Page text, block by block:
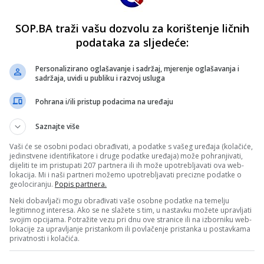
karijere
Amar Memić nalazi se pred potencijalno najvećim
u okviru 21. kola češkog prvenstva i upisali pobjedu
sa češkom Viktorijom Plzen, potvrđeno je na
u Plzenu!
SOP.BA traži vašu dozvolu za korištenje ličnih
podataka za sljedeće:
Personalizirano oglašavanje i sadržaj, mjerenje oglašavanja i
sadržaja, uvidi u publiku i razvoj usluga
Pohrana i/ili pristup podacima na uređaju
Saznajte više
Vaši će se osobni podaci obrađivati, a podatke s vašeg uređaja (kolačiće,
jedinstvene identifikatore i druge podatke uređaja) može pohranjivati,
dijeliti te im pristupati 207 partnera ili ih može upotrebljavati ova web-
lokacija. Mi i naši partneri možemo upotrebljavati precizne podatke o
geolociranju. Popis partnera.
Neki dobavljači mogu obrađivati vaše osobne podatke na temelju
legitimnog interesa. Ako se ne slažete s tim, u nastavku možete upravljati
svojim opcijama. Potražite vezu pri dnu ove stranice ili na izborniku web-
lokacije za upravljanje pristankom ili povlačenje pristanka u postavkama
privatnosti i kolačića.